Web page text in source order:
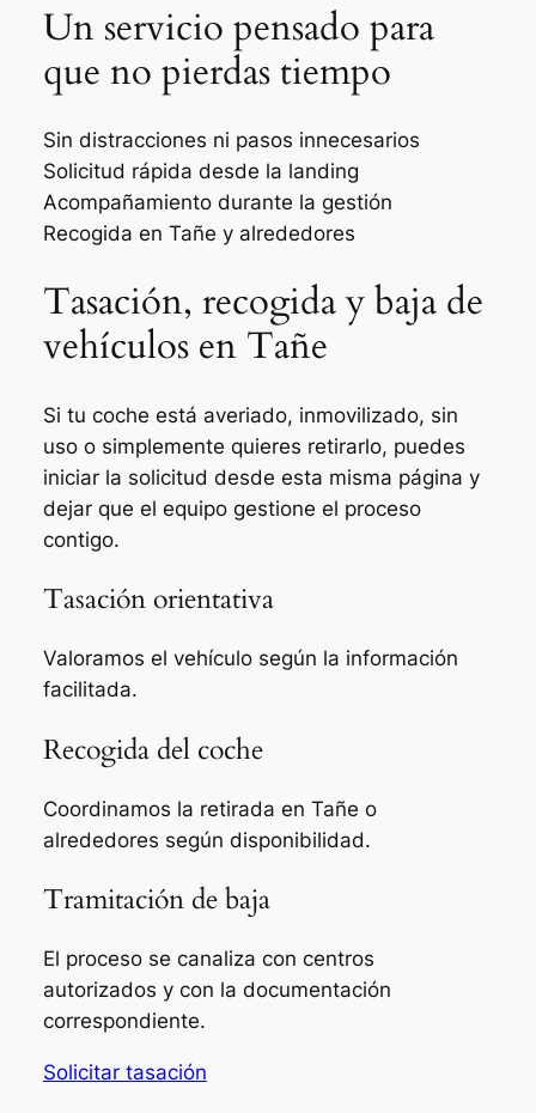
Un servicio pensado para
que no pierdas tiempo
Sin distracciones ni pasos innecesarios
Solicitud rápida desde la landing
Acompañamiento durante la gestión
Recogida en Tañe y alrededores
Tasación, recogida y baja de
vehículos en Tañe
Si tu coche está averiado, inmovilizado, sin
uso o simplemente quieres retirarlo, puedes
iniciar la solicitud desde esta misma página y
dejar que el equipo gestione el proceso
contigo.
Tasación orientativa
Valoramos el vehículo según la información
facilitada.
Recogida del coche
Coordinamos la retirada en Tañe o
alrededores según disponibilidad.
Tramitación de baja
El proceso se canaliza con centros
autorizados y con la documentación
correspondiente.
Solicitar tasación